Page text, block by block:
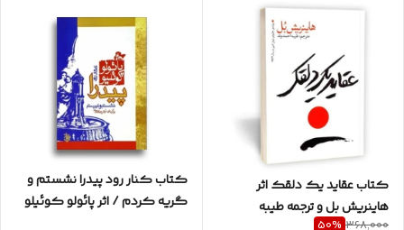
کتاب عقاید یک دلقک اثر
هاینریش بل و ترجمه طیبه
368,000
50%
کتاب کنار رود پیدرا نشستم و
گریه کردم / اثر پائولو کوئیلو